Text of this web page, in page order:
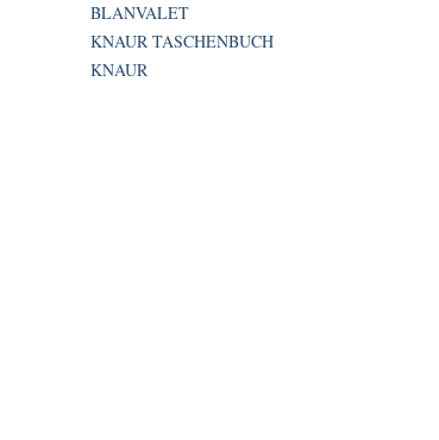
BLANVALET
KNAUR TASCHENBUCH
KNAUR